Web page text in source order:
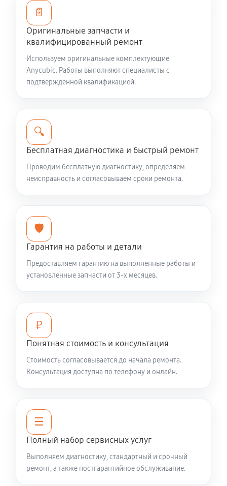
📄
Оригинальные запчасти и
квалифицированный ремонт
Используем оригинальные комплектующие
Anycubic. Работы выполняют специалисты с
подтверждённой квалификацией.
🔍
Бесплатная диагностика и быстрый ремонт
Проводим бесплатную диагностику, определяем
неисправность и согласовываем сроки ремонта.
🛡️
Гарантия на работы и детали
Предоставляем гарантию на выполненные работы и
установленные запчасти от 3-х месяцев.
₽
Понятная стоимость и консультация
Стоимость согласовывается до начала ремонта.
Консультация доступна по телефону и онлайн.
☰
Полный набор сервисных услуг
Выполняем диагностику, стандартный и срочный
ремонт, а также постгарантийное обслуживание.